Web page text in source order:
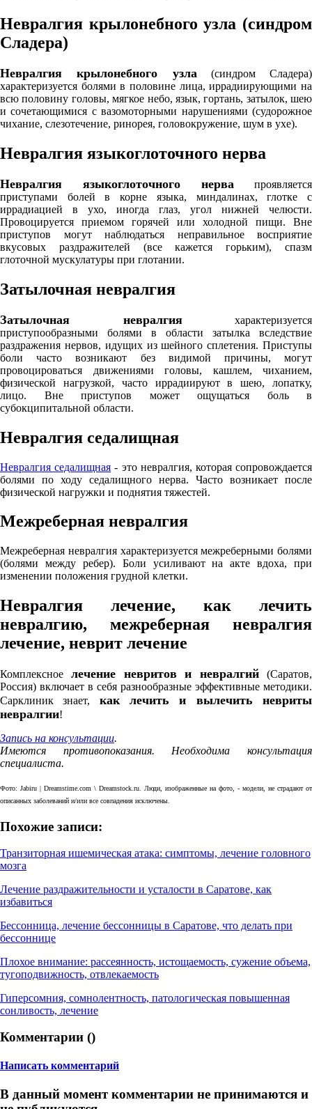
Невралгия крылонебного узла (синдром
Сладера)
Невралгия крылонебного узла (синдром Сладера)
характеризуется болями в половине лица, иррадиирующими на
всю половину головы, мягкое небо, язык, гортань, затылок, шею
и сочетающимися с вазомоторными нарушениями (судорожное
чихание, слезотечение, ринорея, головокружение, шум в ухе).
Невралгия языкоглоточного нерва
Невралгия языкоглоточного нерва проявляется
приступами болей в корне языка, миндалинах, глотке с
иррадиацией в ухо, иногда глаз, угол нижней челюсти.
Провоцируется приемом горячей или холодной пищи. Вне
приступов могут наблюдаться неправильное восприятие
вкусовых раздражителей (все кажется горьким), спазм
глоточной мускулатуры при глотании.
Затылочная невралгия
Затылочная невралгияхарактеризуется
приступообразными болями в области затылка вследствие
раздражения нервов, идущих из шейного сплетения. Приступы
боли часто возникают без видимой причины, могут
провоцироваться движениями головы, кашлем, чиханием,
физической нагрузкой, часто иррадиируют в шею, лопатку,
лицо. Вне приступов может ощущаться боль в
субокципитальной области.
Невралгия седалищная
Невралгия седалищная - это невралгия, которая сопровождается
болями по ходу седалищного нерва. Часто возникает после
физической нагружки и поднятия тяжестей.
Межреберная невралгия
Межреберная невралгия характеризуется межреберными болями
(болями между ребер). Боли усиливают на акте вдоха, при
изменении положения грудной клетки.
Невралгия лечение, как лечить
невралгию, межреберная невралгия
лечение, неврит лечение
Комплексное лечение невритов и невралгий (Саратов,
Россия) включает в себя разнообразные эффективные методики.
Сарклиник знает, как лечить и вылечить невриты
невралгии!
Запись на консультации.
Имеются противопоказания. Необходима консультация
специалиста.
Фото: Jabiru | Dreamstime.com \ Dreamstock.ru. Люди, изображенные на фото, - модели, не страдают от
описанных заболеваний и/или все совпадения исключены.
Похожие записи:
Транзиторная ишемическая атака: симптомы, лечение головного
мозга
Лечение раздражительности и усталости в Саратове, как
избавиться
Бессонница, лечение бессонницы в Саратове, что делать при
бессоннице
Плохое внимание: рассеянность, истощаемость, сужение объема,
тугоподвижность, отвлекаемость
Гиперсомния, сомнолентность, патологическая повышенная
сонливость, лечение
Комментарии ()
Написать комментарий
В данный момент комментарии не принимаются и